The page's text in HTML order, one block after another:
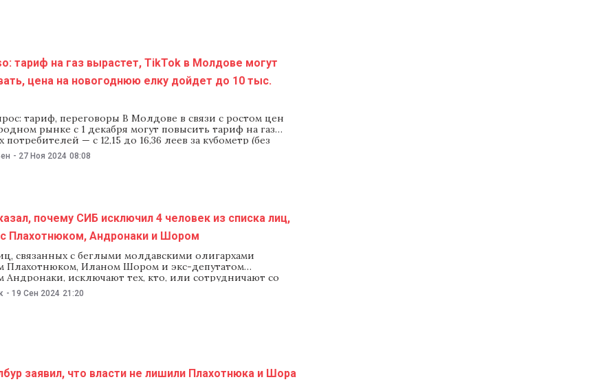
тариф на газ вырастет, TikTok в Молдове могут
цена на новогоднюю елку дойдет до 10 тыс.
тариф, переговоры В Молдове в связи с ростом цен
рынке с 1 декабря могут повысить тариф на газ
— с 12,15 до 16,36 леев за кубометр (без
обратился с такой просьбой в Нацагентство
в энергетике. НАРЭ рассмотрит запрос
- 27 Ноя 2024 08:08
почему СИБ исключил 4 человек из списка лиц,
Плахотнюком, Андронаки и Шором
связанных с беглыми молдавскими олигархами
Плахотнюком, Иланом Шором и экс-депутатом
исключают тех, кто, или сотрудничают со
или доказал, что не связан с олигархами. Об этом 19
спикер Игорь Гросу в эфире Cutia Neagră на TV8.
- 19 Сен 2024 21:20
заявил, что власти не лишили Плахотнюка и Шора